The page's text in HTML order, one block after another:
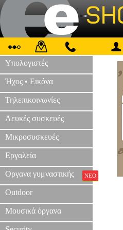
Υπολογιστές
Ήχος • Εικόνα
Τηλεπικοινωνίες
Λευκές συσκευές
Μικροσυσκευές
Εργαλεία
Οργανα γυμναστικής ΝΕΟ
Outdoor
Μουσικά όργανα